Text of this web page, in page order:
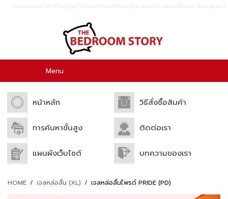
ขายถุงยางอนามัย ที่ใหญ่ที่สุดในไทย พร้อมส่งถึงบ้าน ถุงยางอนามัย เจลหล่อลื่น เเละ สินค้าคุณภา
Menu
หน้าหลัก วิธีสั่งซื้อสินค้า
การค้นหาขั้นสูง ติดต่อเรา
แผนผังเว็บไซต์ บทความของเรา
HOME / เจลหล่อลื่น (XL) / เจลหล่อลื่นไพรด์ PRIDE (PD)